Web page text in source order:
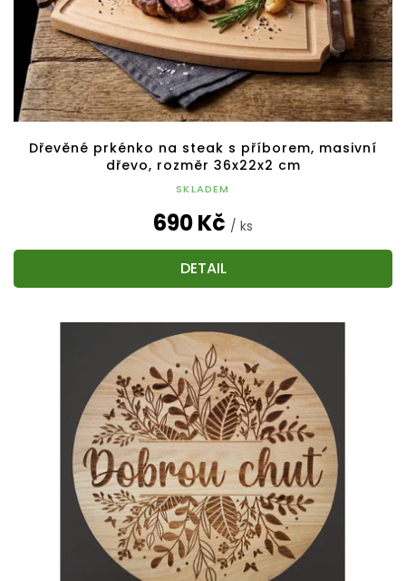
Dřevěné prkénko na steak s příborem, masivní
dřevo, rozměr 36x22x2 cm
SKLADEM
690 Kč / ks
DETAIL